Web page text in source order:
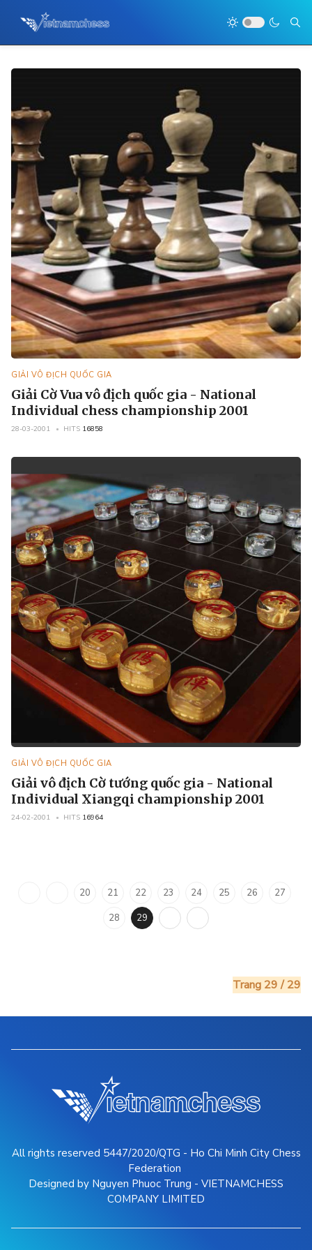
GIẢI VÔ ĐỊCH QUỐC GIA
Giải Cờ Vua vô địch quốc gia - National
Individual chess championship 2001
28-03-2001 HITS 16858
GIẢI VÔ ĐỊCH QUỐC GIA
Giải vô địch Cờ tướng quốc gia - National
Individual Xiangqi championship 2001
24-02-2001 HITS 16964
20 21 22 23 24 25 26
27
28
29
Trang 29 / 29
All rights reserved 5447/2020/QTG - Ho Chi Minh City Chess
Federation
Designed by Nguyen Phuoc Trung - VIETNAMCHESS
COMPANY LIMITED